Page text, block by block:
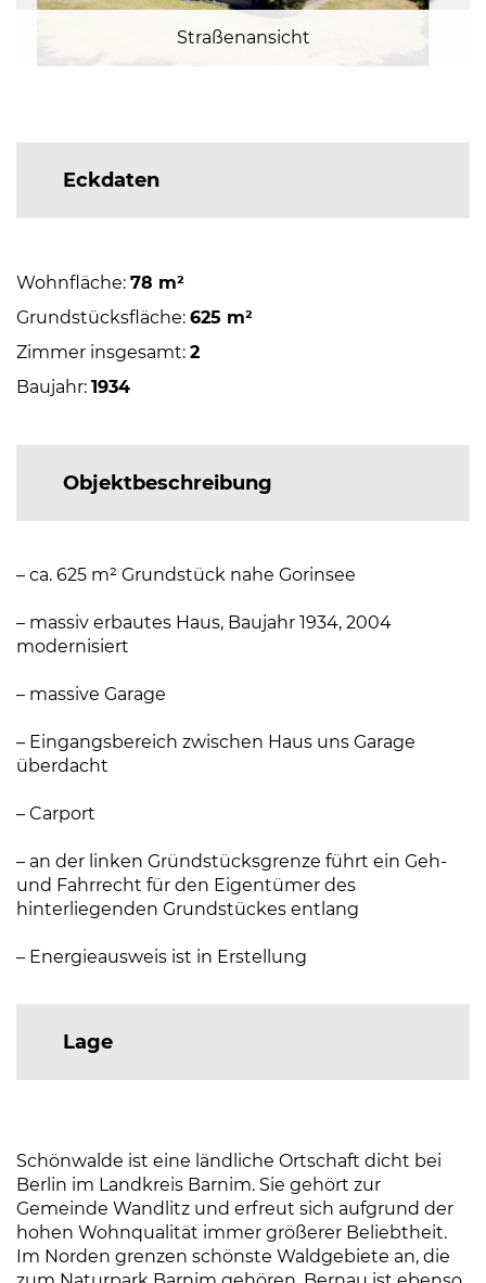
Straßenansicht
Eckdaten
Wohnfläche: 78 m²
Grundstücksfläche: 625 m²
Zimmer insgesamt: 2
Baujahr: 1934
Objektbeschreibung
– ca. 625 m² Grundstück nahe Gorinsee
– massiv erbautes Haus, Baujahr 1934, 2004
modernisiert
– massive Garage
– Eingangsbereich zwischen Haus uns Garage
überdacht
– Carport
– an der linken Gründstücksgrenze führt ein Geh-
und Fahrrecht für den Eigentümer des
hinterliegenden Grundstückes entlang
– Energieausweis ist in Erstellung
Lage
Schönwalde ist eine ländliche Ortschaft dicht bei
Berlin im Landkreis Barnim. Sie gehört zur
Gemeinde Wandlitz und erfreut sich aufgrund der
hohen Wohnqualität immer größerer Beliebtheit.
Im Norden grenzen schönste Waldgebiete an, die